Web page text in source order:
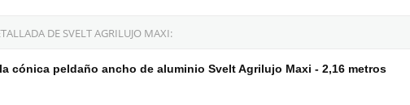
DE SVELT AGRILUJO MAXI:
cónica peldaño ancho de aluminio Svelt Agrilujo Maxi - 2,16 metros